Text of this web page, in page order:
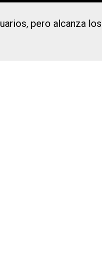
pero alcanza